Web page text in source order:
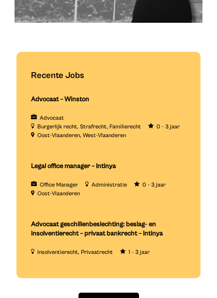
Recente Jobs
Advocaat – Winston
Advocaat
Burgerlijk recht Strafrecht Familierecht
0 - 3 jaar
Oost-Vlaanderen West-Vlaanderen
Legal office manager – Intinya
Office Manager Administratie
0 - 3 jaar
Oost-Vlaanderen
Advocaat geschillenbeslechting: beslag- en
insolventierecht – privaat bankrecht – Intinya
Insolventierecht Privaatrecht 1 - 3 jaar